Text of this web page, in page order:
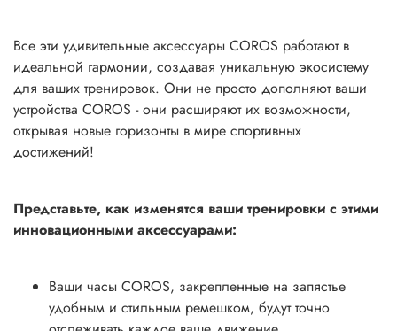
Все эти удивительные аксессуары COROS работают в
идеальной гармонии, создавая уникальную экосистему
для ваших тренировок. Они не просто дополняют ваши
устройства COROS - они расширяют их возможности,
открывая новые горизонты в мире спортивных
достижений!
Представьте, как изменятся ваши тренировки с этими
инновационными аксессуарами:
Ваши часы COROS, закрепленные на запястье
удобным и стильным ремешком, будут точно